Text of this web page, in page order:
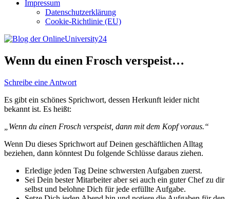
Impressum
Datenschutzerklärung
Cookie-Richtlinie (EU)
Wenn du einen Frosch verspeist…
Schreibe eine Antwort
Es gibt ein schönes Sprichwort, dessen Herkunft leider nicht
bekannt ist. Es heißt:
„Wenn du einen Frosch verspeist, dann mit dem Kopf voraus.“
Wenn Du dieses Sprichwort auf Deinen geschäftlichen Alltag
beziehen, dann könntest Du folgende Schlüsse daraus ziehen.
Erledige jeden Tag Deine schwersten Aufgaben zuerst.
Sei Dein bester Mitarbeiter aber sei auch ein guter Chef zu dir
selbst und belohne Dich für jede erfüllte Aufgabe.